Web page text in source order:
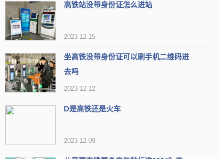
高铁站没带身份证怎么进站
2023-12-15
坐高铁没带身份证可以刷手机二维码进
去吗
2023-12-12
D是高铁还是火车
2023-12-09